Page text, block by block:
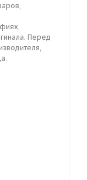
Перед